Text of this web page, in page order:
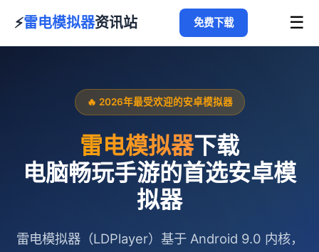
⚡雷电模拟器资讯站 免费下载 ☰
🔥 2026年最受欢迎的安卓模拟器
雷电模拟器下载
电脑畅玩手游的首选安卓模
拟器
雷电模拟器（LDPlayer）基于 Android 9.0 内核，